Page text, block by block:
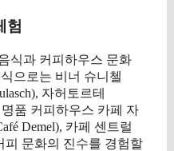
험
식과 커피하우스 문화
으로는 비너 슈니첼
자허토르테
명품 커피하우스 카페 자
Demel), 카페 센트럴
피 문화의 진수를 경험할